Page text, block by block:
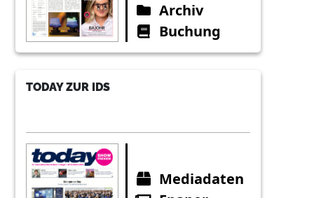
Archiv
Buchung
TODAY ZUR IDS
Mediadaten